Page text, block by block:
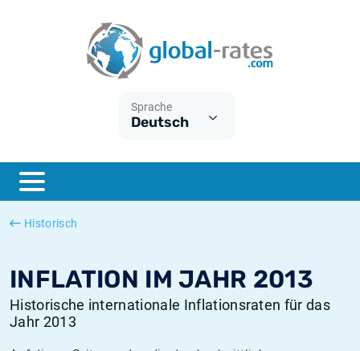
Sprache
Deutsch
Historisch
INFLATION IM JAHR 2013
Historische internationale Inflationsraten für das
Jahr 2013
ESTER
SONIA
Was ist die VPI-Inflation?
Was ist die HVPI-Inflation?
Deutsche inflation
Europäische inflation
Historische Euribor-Sätze
Historische ESTER-Sätze
Historische SOFR-Sätze
Historische SONIA-Sätze
Inflationsrechner